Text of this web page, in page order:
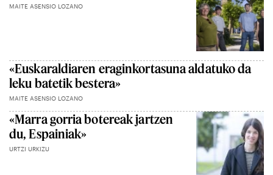
MAITE ASENSIO LOZANO
«Euskaraldiaren eraginkortasuna aldatuko da
leku batetik bestera»
MAITE ASENSIO LOZANO
«Marra gorria botereak jartzen
du, Espainiak»
URTZI URKIZU